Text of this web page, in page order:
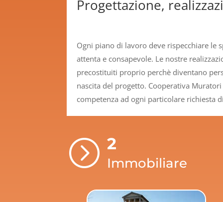
Progettazione,
Ogni piano di lavoro deve rispecchiare le
attenta e consapevole. Le nostre
precostituiti proprio perchè diventano
nascita del progetto. Cooperativa
competenza ad ogni particolare richiesta
= 2
Immobiliare